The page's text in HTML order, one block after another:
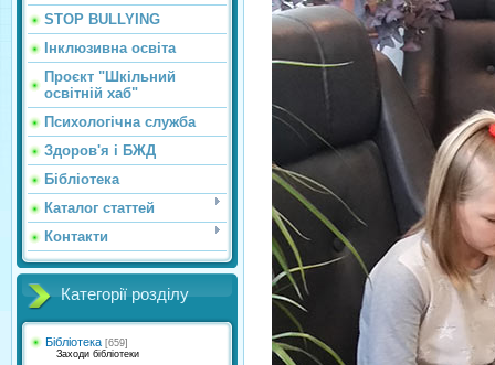
STOP BULLYING
Інклюзивна освіта
Проєкт "Шкільний
освітній хаб"
Психологічна служба
Здоров'я і БЖД
Бібліотека
Каталог статтей
Контакти
Категорії розділу
Бібліотека [659]
Заходи бібліотеки